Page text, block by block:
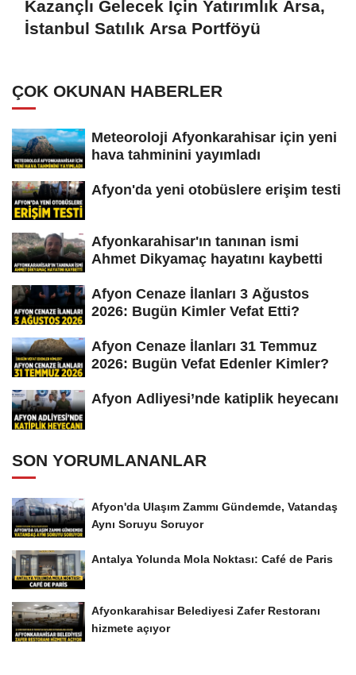
Kazançlı Gelecek İçin Yatırımlık Arsa,
İstanbul Satılık Arsa Portföyü
ÇOK OKUNAN HABERLER
Meteoroloji Afyonkarahisar için yeni
hava tahminini yayımladı
Afyon'da yeni otobüslere erişim testi
Afyonkarahisar'ın tanınan ismi
Ahmet Dikyamaç hayatını kaybetti
Afyon Cenaze İlanları 3 Ağustos
2026: Bugün Kimler Vefat Etti?
Afyon Cenaze İlanları 31 Temmuz
2026: Bugün Vefat Edenler Kimler?
Afyon Adliyesi’nde katiplik heyecanı
SON YORUMLANANLAR
Afyon'da Ulaşım Zammı Gündemde, Vatandaş
Aynı Soruyu Soruyor
Antalya Yolunda Mola Noktası: Café de Paris
Afyonkarahisar Belediyesi Zafer Restoranı
hizmete açıyor